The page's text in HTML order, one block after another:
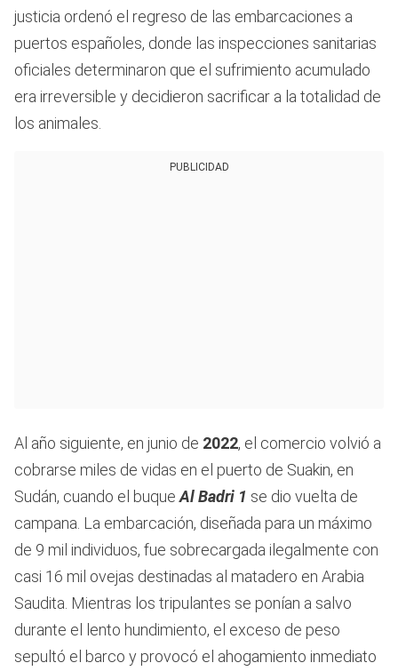
justicia ordenó el regreso de las embarcaciones a
puertos españoles, donde las inspecciones sanitarias
oficiales determinaron que el sufrimiento acumulado
era irreversible y decidieron sacrificar a la totalidad de
los animales.
PUBLICIDAD
Al año siguiente, en junio de 2022, el comercio volvió a
cobrarse miles de vidas en el puerto de Suakin, en
Sudán, cuando el buqueAl Badri 1 se dio vuelta de
campana. La embarcación, diseñada para un máximo
de 9 mil individuos, fue sobrecargada ilegalmente con
casi 16 mil ovejas destinadas al matadero en Arabia
Saudita. Mientras los tripulantes se ponían a salvo
durante el lento hundimiento, el exceso de peso
sepultó el barco y provocó el ahogamiento inmediato